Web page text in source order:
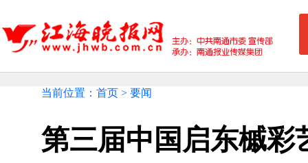
当前位置：首页 > 要闻
第三届中国启东槭彩